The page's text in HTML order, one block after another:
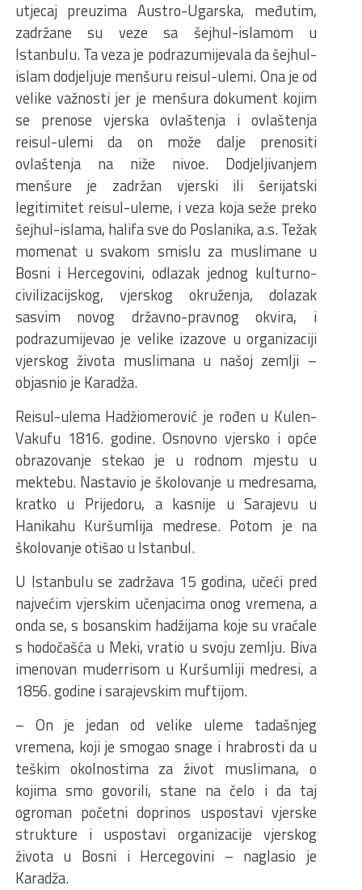
utjecaj preuzima Austro-Ugarska, međutim,
zadržane su veze sa šejhul-islamom u
Istanbulu. Ta veza je podrazumijevala da šejhul-
islam dodjeljuje menšuru reisul-ulemi. Ona je od
velike važnosti jer je menšura dokument kojim
se prenose vjerska ovlaštenja i ovlaštenja
reisul-ulemi da on može dalje prenositi
ovlaštenja na niže nivoe. Dodjeljivanjem
menšure je zadržan vjerski ili šerijatski
legitimitet reisul-uleme, i veza koja seže preko
šejhul-islama, halifa sve do Poslanika, a.s. Težak
momenat u svakom smislu za muslimane u
Bosni i Hercegovini, odlazak jednog kulturno-
civilizacijskog, vjerskog okruženja, dolazak
sasvim novog državno-pravnog okvira, i
podrazumijevao je velike izazove u organizaciji
vjerskog života muslimana u našoj zemlji –
objasnio je Karadža.
Reisul-ulema Hadžiomerović je rođen u Kulen-
Vakufu 1816. godine. Osnovno vjersko i opće
obrazovanje stekao je u rodnom mjestu u
mektebu. Nastavio je školovanje u medresama,
kratko u Prijedoru, a kasnije u Sarajevu u
Hanikahu Kuršumlija medrese. Potom je na
školovanje otišao u Istanbul.
U Istanbulu se zadržava 15 godina, učeći pred
najvećim vjerskim učenjacima onog vremena, a
onda se, s bosanskim hadžijama koje su vraćale
s hodočašća u Meki, vratio u svoju zemlju. Biva
imenovan muderrisom u Kuršumliji medresi, a
1856. godine i sarajevskim muftijom.
– On je jedan od velike uleme tadašnjeg
vremena, koji je smogao snage i hrabrosti da u
teškim okolnostima za život muslimana, o
kojima smo govorili, stane na čelo i da taj
ogroman početni doprinos uspostavi vjerske
strukture i uspostavi organizacije vjerskog
života u Bosni i Hercegovini – naglasio je
Karadža.